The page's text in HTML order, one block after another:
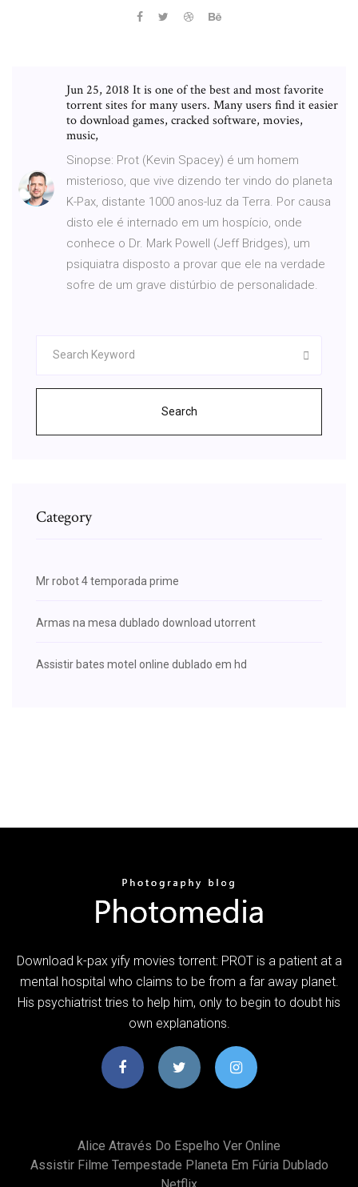
Jun 25, 2018 It is one of the best and most favorite
torrent sites for many users. Many users find it easier
to download games, cracked software, movies,
music,
Sinopse: Prot (Kevin Spacey) é um homem
misterioso, que vive dizendo ter vindo do planeta
K-Pax, distante 1000 anos-luz da Terra. Por causa
disto ele é internado em um hospício, onde
conhece o Dr. Mark Powell (Jeff Bridges), um
psiquiatra disposto a provar que ele na verdade
sofre de um grave distúrbio de personalidade.
Search
Category
Mr robot 4 temporada prime
Armas na mesa dublado download utorrent
Assistir bates motel online dublado em hd
Download k-pax yify movies torrent: PROT is a patient at a
mental hospital who claims to be from a far away planet.
His psychiatrist tries to help him, only to begin to doubt his
own explanations.
Alice Através Do Espelho Ver Online
Assistir Filme Tempestade Planeta Em Fúria Dublado